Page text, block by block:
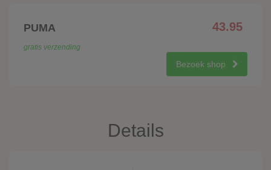
PUMA 43.95
gratis verzending
Bezoek shop
Details